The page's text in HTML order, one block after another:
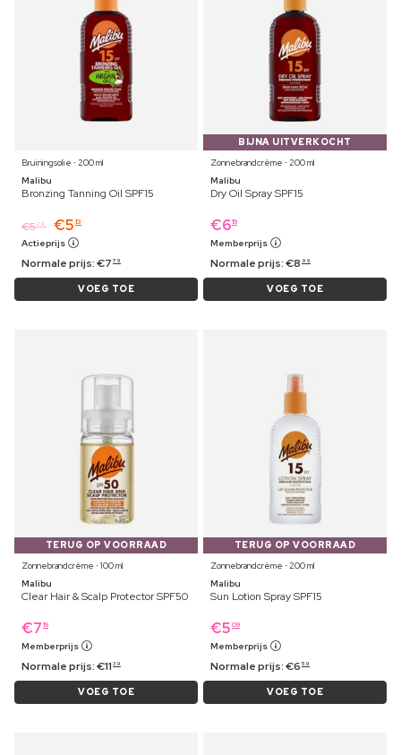
Bruiningsolie ⋅ 200 ml
Malibu
Bronzing Tanning Oil SPF15
€529 €5 13
Actieprijs
Normale prijs:€7 79
VOEG TOE
BIJNA UITVERKOCHT
Zonnebrandcrème ⋅ 200 ml
Malibu
Dry Oil Spray SPF15
€619
Memberprijs
Normale prijs:€8 99
VOEG TOE
TERUG OP VOORRAAD
Zonnebrandcrème ⋅ 100 ml
Malibu
Clear Hair & Scalp Protector SPF50
€7 19
Memberprijs
Normale prijs:€11 39
VOEG TOE
TERUG OP VOORRAAD
Zonnebrandcrème ⋅ 200 ml
Malibu
Sun Lotion Spray SPF15
€5 09
Memberprijs
Normale prijs:€6 59
VOEG TOE